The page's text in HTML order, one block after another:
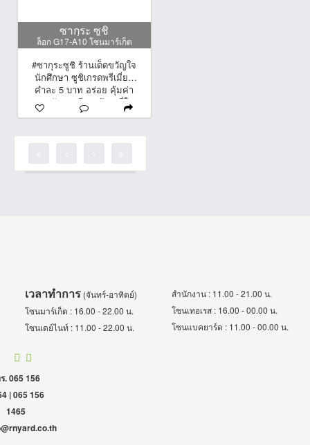
ซากุระ ซูชิ
ล็อก G17-A10 โซนมาร์เก็ต
#ซากุระซูชิ ร้านเด็ดขวัญใจ
นักศึกษา ซูชิเกรดพรีเมี่ยม
คำละ 5 บาท อร่อย คุ้มค่า
ราคากันเอง อีก 1 ร้าน ที่ใคร
มาก็ต้องแวะ #ซากุระซูชิ
เวลาทำการ(จันทร์-อาทิตย์)
โซนมาร์เก็ต : 16.00 - 22.00 น.
โซนเดย์ไนท์ : 11.00 - 22.00 น.
สำนักงาน : 11.00 - 21.00 น.
โซนเทอเรส : 16.00 - 00.00 น.
โซนแบคยาร์ด : 11.00 - 00.00 น.
. 065 156
| 065 156
1465